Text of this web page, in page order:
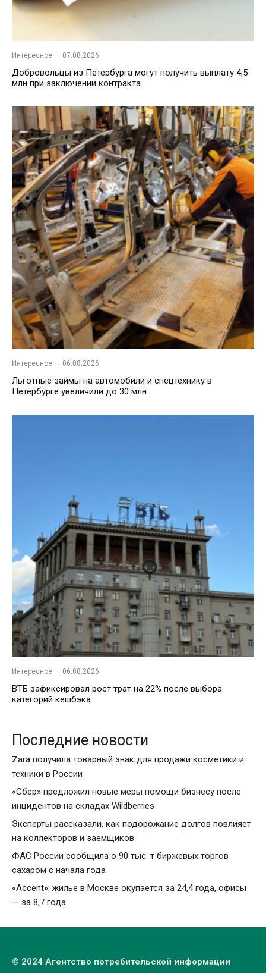
Интересное · 07.08.2026
Добровольцы из Петербурга могут получить выплату 4,5
млн при заключении контракта
Интересное · 06.08.2026
Льготные займы на автомобили и спецтехнику в
Петербурге увеличили до 30 млн
Интересное · 06.08.2026
ВТБ зафиксировал рост трат на 22% после выбора
категорий кешбэка
Последние новости
Zara получила товарный знак для продажи косметики и
техники в России
«Сбер» предложил новые меры помощи бизнесу после
инцидентов на складах Wildberries
Эксперты рассказали, как подорожание долгов повлияет
на коллекторов и заемщиков
ФАС России сообщила о 90 тыс. т биржевых торгов
сахаром с начала года
«Accent»: жилье в Москве окупается за 24,4 года, офисы
— за 8,7 года
© 2024 Агентство потребительской информации